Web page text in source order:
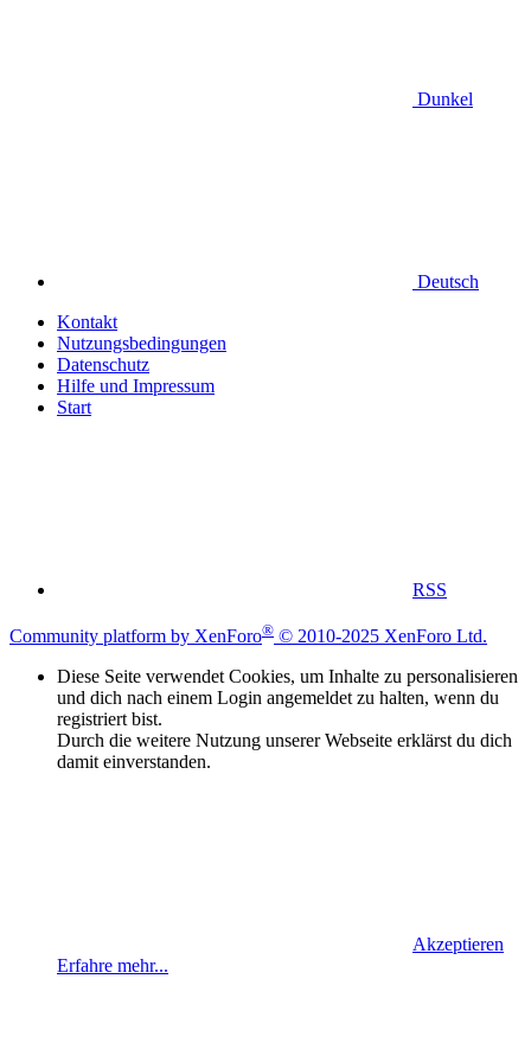
Dunkel
Deutsch
Kontakt
Nutzungsbedingungen
Datenschutz
Hilfe und Impressum
Start
RSS
Community platform by XenForo® © 2010-2025 XenForo Ltd.
Diese Seite verwendet Cookies, um Inhalte zu personalisieren
und dich nach einem Login angemeldet zu halten, wenn du
registriert bist.
Durch die weitere Nutzung unserer Webseite erklärst du dich
damit einverstanden.
Akzeptieren
Erfahre mehr...